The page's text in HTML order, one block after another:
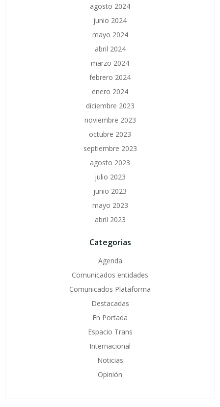
agosto 2024
junio 2024
mayo 2024
abril 2024
marzo 2024
febrero 2024
enero 2024
diciembre 2023
noviembre 2023
octubre 2023
septiembre 2023
agosto 2023
julio 2023
junio 2023
mayo 2023
abril 2023
Categorias
Agenda
Comunicados entidades
Comunicados Plataforma
Destacadas
En Portada
Espacio Trans
Internacional
Noticias
Opinión